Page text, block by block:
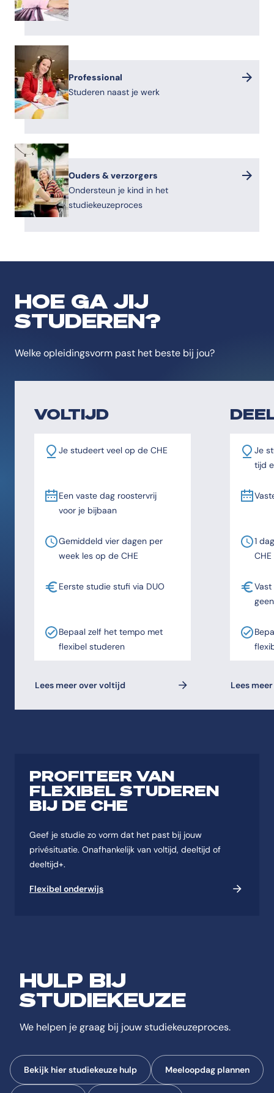
Professional
Studeren naast je werk
Ouders & verzorgers
Ondersteun je kind in het
studiekeuzeproces
HOE GA JIJ
STUDEREN?
Welke opleidingsvorm past het beste bij jou?
VOLTIJD
Je studeert veel op de CHE
Een vaste dag roostervrij
voor je bijbaan
Gemiddeld vier dagen per
week les op de CHE
Eerste studie stufi via DUO
Bepaal zelf het tempo met
flexibel studeren
Lees meer over voltijd
Je
tijd
1
CHE
Lees
PROFITEER VAN
FLEXIBEL STUDEREN
BIJ DE CHE
Geef je studie zo vorm dat het past bij jouw
privésituatie. Onafhankelijk van voltijd, deeltijd of
deeltijd+.
Flexibel onderwijs
HULP BIJ
STUDIEKEUZE
We helpen je graag bij jouw studiekeuzeproces.
Bekijk hier studiekeuze hulp Meeloopdag plannen